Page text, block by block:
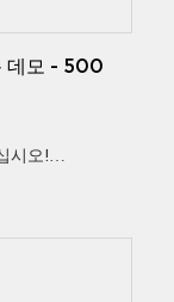
데모 - 500
시오!
까? 번거 로움